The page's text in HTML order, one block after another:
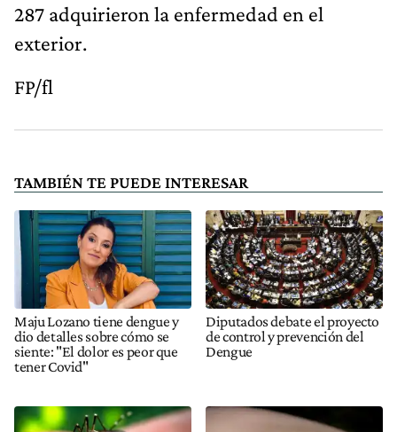
287 adquirieron la enfermedad en el
exterior.
FP/fl
TAMBIÉN TE PUEDE INTERESAR
Maju Lozano tiene dengue y
dio detalles sobre cómo se
siente: "El dolor es peor que
tener Covid"
Diputados debate el proyecto
de control y prevención del
Dengue